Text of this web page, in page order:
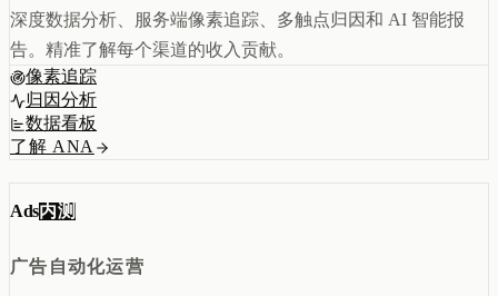
店铺搭建
达人营销
付费广告
全部服务
资源
案例
关于
博客
帮助
中文 联系我们
深度数据分析、服务端像素追踪、多触点归因和 AI 智能报
告。精准了解每个渠道的收入贡献。
像素追踪
归因分析
数据看板
了解 ANA
Ads内测
广告自动化运营